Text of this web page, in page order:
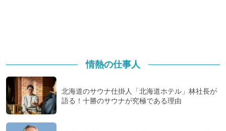
情熱の仕事人
北海道のサウナ仕掛人「北海道ホテル」林社長が
語る！十勝のサウナが究極である理由